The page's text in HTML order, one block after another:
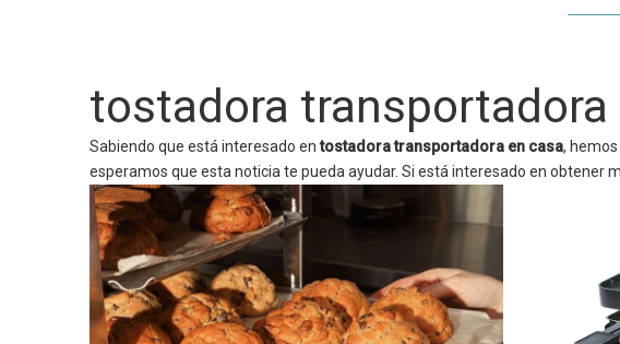
tostadora transportadora
Sabiendo que está interesado entostadora transportadora en casa,
esperamos que esta noticia te pueda ayudar. Si está interesado en obtener